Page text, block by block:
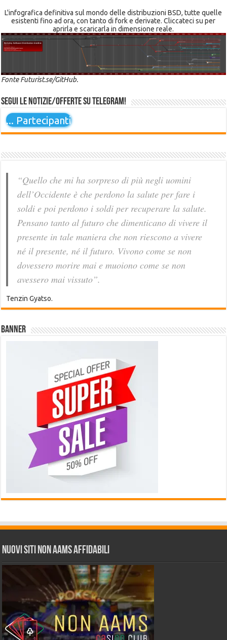
L'infografica definitiva sul mondo delle distribuzioni BSD, tutte quelle
esistenti fino ad ora, con tanto di fork e derivate. Cliccateci su per
aprirla e scaricarla in dimensione reale.
Fonte Futurist.se/GitHub.
Segui le notizie/offerte su Telegram!
... Partecipanti
“Quello che mi ha sorpreso di più negli uomini
dell’Occidente è che perdono la salute per fare i
soldi e poi perdono i soldi per recuperare la salute.
Pensano tanto al futuro che dimenticano di vivere il
presente in tale maniera che non riescono a vivere
né il presente, né il futuro. Vivono come se non
dovessero morire mai e muoiono come se non
avessero mai vissuto”.
Tenzin Gyatso.
Banner
Nuovi siti non AAMS affidabili